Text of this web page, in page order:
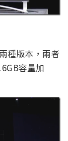
種版本，兩者
容量加